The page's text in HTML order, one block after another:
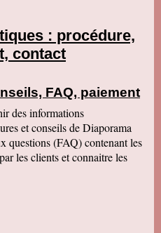
: procédure,
contact
FAQ, paiement
des informations
et conseils de Diaporama
questions (FAQ) contenant les
les clients et connaitre les